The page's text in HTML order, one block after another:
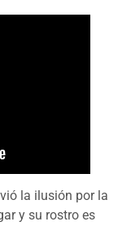
la ilusión por la
y su rostro es